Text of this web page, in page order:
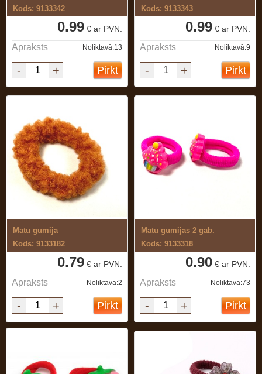
Kods: 9133342
0.99 € ar PVN.
Apraksts Noliktavā:13
- + Pirkt
Kods: 9133343
0.99 € ar PVN.
Apraksts Noliktavā:9
- + Pirkt
Matu gumija
Kods: 9133182
0.79 € ar PVN.
Apraksts Noliktavā:2
- + Pirkt
Matu gumijas 2 gab.
Kods: 9133318
0.90 € ar PVN.
Apraksts Noliktavā:73
- + Pirkt